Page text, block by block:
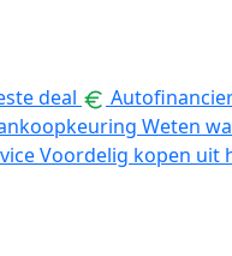
deal
Weten
Voordelig kopen uit